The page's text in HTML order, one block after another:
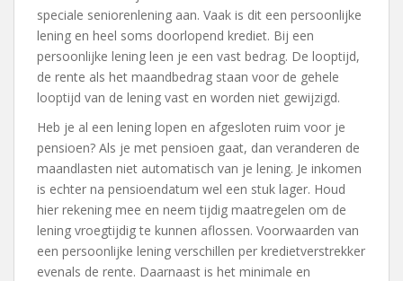
speciale seniorenlening aan. Vaak is dit een persoonlijke
lening en heel soms doorlopend krediet. Bij een
persoonlijke lening leen je een vast bedrag. De looptijd,
de rente als het maandbedrag staan voor de gehele
looptijd van de lening vast en worden niet gewijzigd.
Heb je al een lening lopen en afgesloten ruim voor je
pensioen? Als je met pensioen gaat, dan veranderen de
maandlasten niet automatisch van je lening. Je inkomen
is echter na pensioendatum wel een stuk lager. Houd
hier rekening mee en neem tijdig maatregelen om de
lening vroegtijdig te kunnen aflossen. Voorwaarden van
een persoonlijke lening verschillen per kredietverstrekker
evenals de rente. Daarnaast is het minimale en